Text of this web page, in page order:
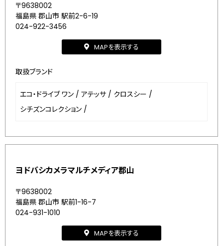
〒9638002
福島県 郡山市 駅前2-6-19
024-922-3456
MAPを表示する
取扱ブランド
エコ・ドライブ ワン / アテッサ / クロスシー /
シチズンコレクション /
ヨドバシカメラマルチメディア郡山
〒9638002
福島県 郡山市 駅前1-16-7
024-931-1010
MAPを表示する